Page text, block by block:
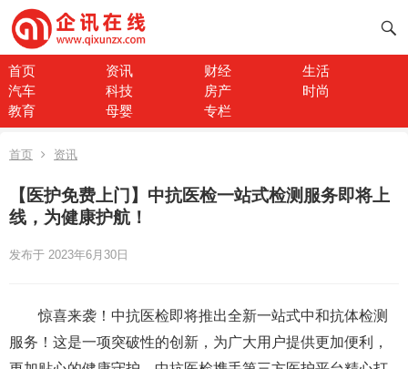
首页 资讯 财经
生活
汽车
科技 房产
时尚
教育
母婴 专栏
首页 资讯
【医护免费上门】中抗医检一站式检测服务即将上
线，为健康护航！
发布于 2023年6月30日
惊喜来袭！中抗医检即将推出全新一站式中和抗体检测
服务！这是一项突破性的创新，为广大用户提供更加便利，